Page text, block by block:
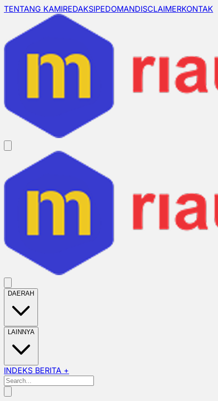
TENTANG KAMIREDAKSIPEDOMANDISCLAIMERKONTAK
DAERAH
LAINNYA
INDEKS BERITA +